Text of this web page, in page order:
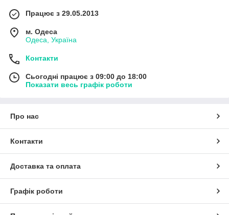
Працює з 29.05.2013
м. Одеса
Одеса, Україна
Контакти
Сьогодні працює з 09:00 до 18:00
Показати весь графік роботи
Про нас
Контакти
Доставка та оплата
Графік роботи